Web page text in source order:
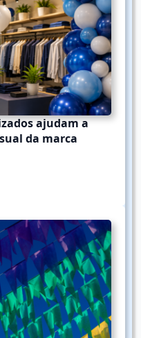
ajudam a
da marca